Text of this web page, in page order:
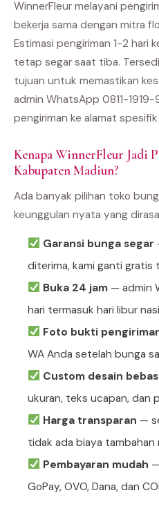
WinnerFleur melayani
bekerja sama dengan mitra
Estimasi pengiriman 1-2 hari
tetap segar saat tiba.
tujuan untuk memastikan
admin WhatsApp 0811-
pengiriman ke alamat spesifik
Kenapa WinnerFleur Jadi
Kabupaten Madiun?
Ada banyak pilihan toko
keunggulan nyata yang
Garansi bunga segar
diterima, kami ganti gratis
Buka 24 jam— admin
hari termasuk hari libur
Foto bukti
WA Anda setelah bunga
Custom desain bebas
ukuran, teks ucapan, dan
Harga transparan —
tidak ada biaya tambahan
Pembayaran mudah
GoPay, OVO, Dana, dan